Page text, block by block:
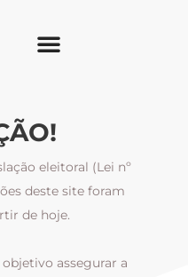
eleitoral (Lei nº
deste site foram
de hoje.
assegurar a